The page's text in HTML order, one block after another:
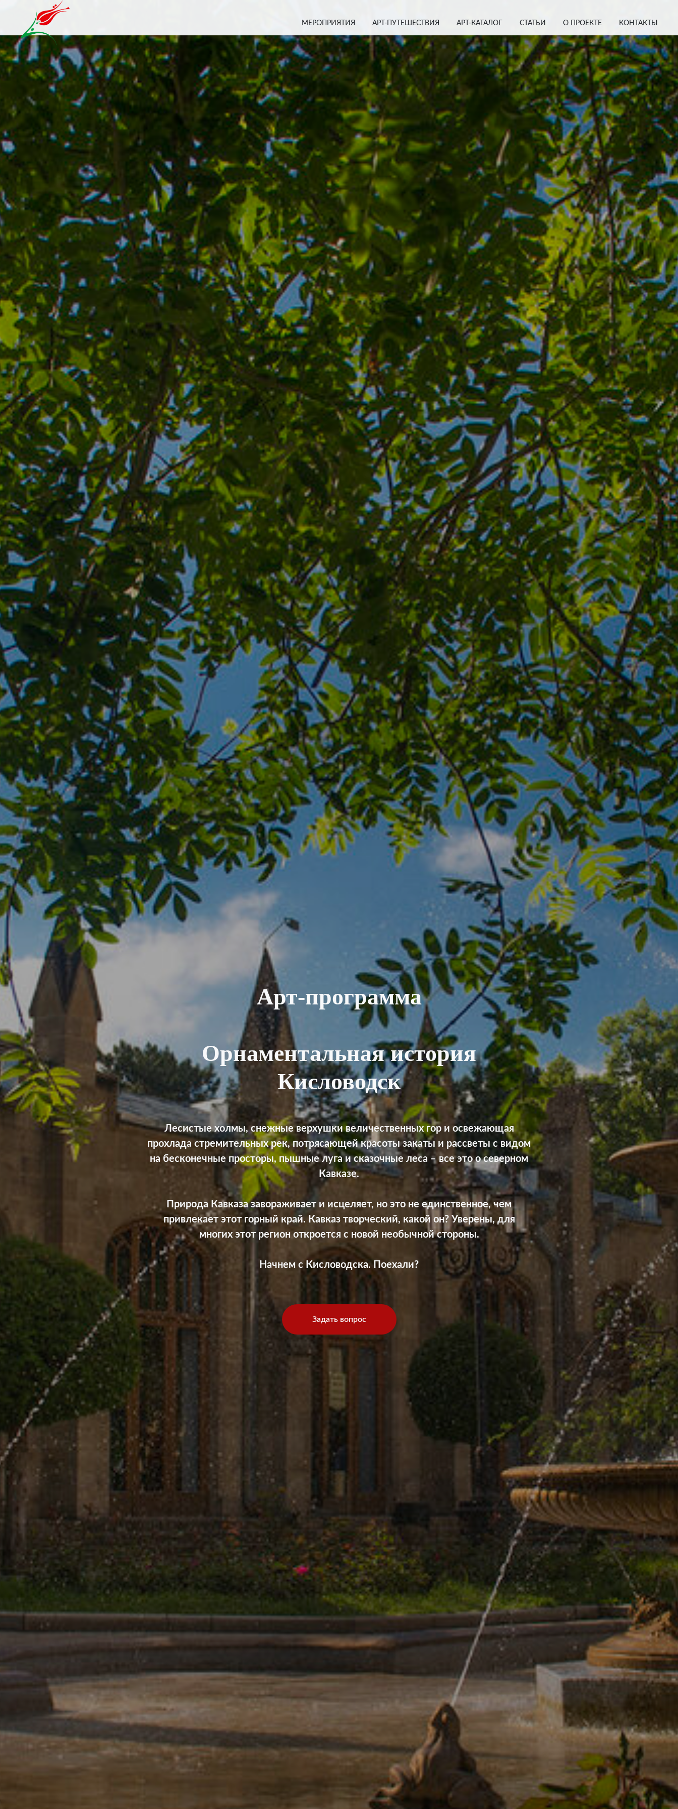
МЕРОПРИЯТИЯ АРТ-ПУТЕШЕСТВИЯ АРТ-КАТАЛОГ СТАТЬИ О ПРОЕКТЕ КОНТАКТЫ
Арт-программа
Орнаментальная история
Кисловодск
Лесистые холмы, снежные верхушки величественных гор и освежающая
прохлада стремительных рек, потрясающей красоты закаты и рассветы с видом
на бесконечные просторы, пышные луга и сказочные леса – все это о северном
Кавказе.
Природа Кавказа завораживает и исцеляет, но это не единственное, чем
привлекает этот горный край. Кавказ творческий, какой он? Уверены, для
многих этот регион откроется с новой необычной стороны.
Начнем с Кисловодска. Поехали?
Задать вопрос